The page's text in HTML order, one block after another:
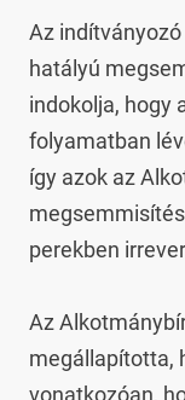
Az
hatályú
indokolja, hogy
folyamatban
így azok az
perekben
Az
megállapította,
vonatkozóan,